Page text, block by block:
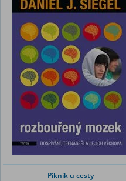
Piknik u cesty